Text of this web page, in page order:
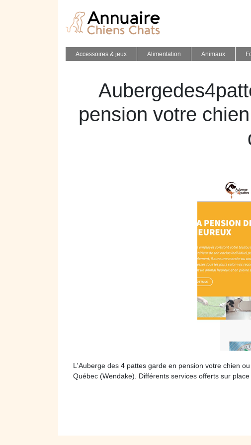
Accessoires & jeux Alimentation Animaux
pension votre
L'Auberge des 4 pattes garde en pension votre chien
Québec (Wendake). Différents services offerts sur